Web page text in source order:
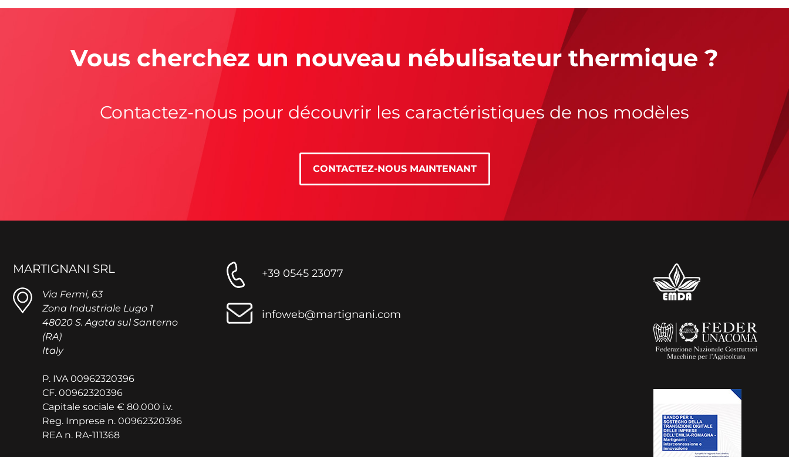
Vous cherchez un nouveau nébulisateur thermique ?
Contactez-nous pour découvrir les caractéristiques de nos modèles
CONTACTEZ-NOUS MAINTENANT
MARTIGNANI SRL
Via Fermi, 63
Zona Industriale Lugo 1
48020 S. Agata sul Santerno
(RA)
Italy
P. IVA 00962320396
CF. 00962320396
Capitale sociale € 80.000 i.v.
Reg. Imprese n. 00962320396
REA n. RA-111368
+39 0545 23077
infoweb@martignani.com